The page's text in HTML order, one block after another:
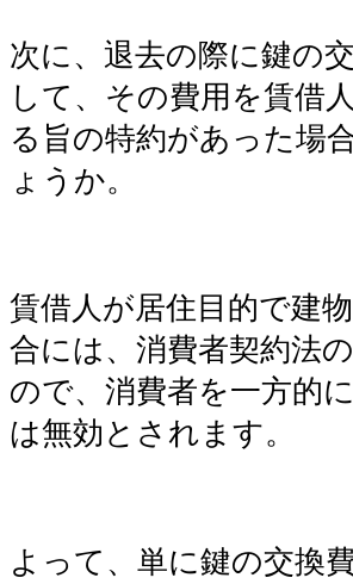
次に、退去の際に鍵の
して、その費用を賃借
る旨の特約があった場
ょうか。
賃借人が居住目的で建
合には、消費者契約法
ので、 消費者を一方的
は無効とされます。
よって、単に鍵の交換